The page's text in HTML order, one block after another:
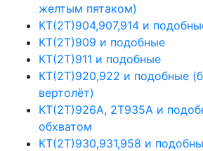
желтым пятаком)
КТ(2Т)904,907,914 и
КТ(2Т)909 и подобные
КТ(2Т)911 и подобные
КТ(2Т)920,922 и подобные
вертолёт)
КТ(2Т)926А, 2Т935А и
обхватом
КТ(2Т)930,931,958 и